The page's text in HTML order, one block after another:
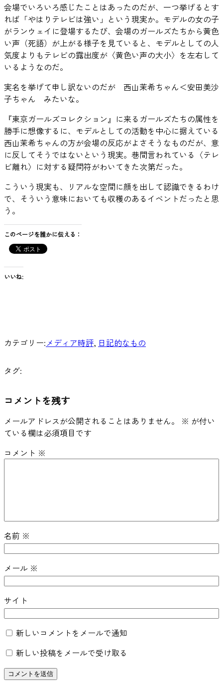
会場でいろいろ感じたことはあったのだが、一つ挙げるとす
れば「やはりテレビは強い」という現実か。モデルの女の子
がランウェイに登場するたび、会場のガールズたちから黄色
い声（死語）が上がる様子を見ていると、モデルとしての人
気度よりもテレビの露出度が〈黄色い声の大小〉を左右して
いるようなのだ。
実名を挙げて申し訳ないのだが 西山茉希ちゃん＜安田美沙
子ちゃん みたいな。
『東京ガールズコレクション』に来るガールズたちの属性を
勝手に想像するに、モデルとしての活動を中心に据えている
西山茉希ちゃんの方が会場の反応がよさそうなものだが、意
に反してそうではないという現実。巷間言われている〈テレ
ビ離れ〉に対する疑問符がわいてきた次第だった。
こういう現実も、リアルな空間に顔を出して認識できるわけ
で、そういう意味においても収穫のあるイベントだったと思
う。
このページを誰かに伝える：
いいね:
カテゴリー:メディア時評, 日記的なもの
タグ:
コメントを残す
メールアドレスが公開されることはありません。 ※ が付い
ている欄は必須項目です
コメント ※
名前 ※
メール ※
サイト
新しいコメントをメールで通知
新しい投稿をメールで受け取る